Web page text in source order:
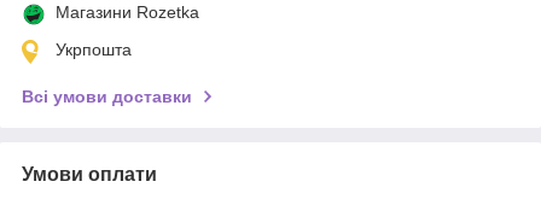
Магазини Rozetka
Укрпошта
Всі умови доставки
Умови оплати